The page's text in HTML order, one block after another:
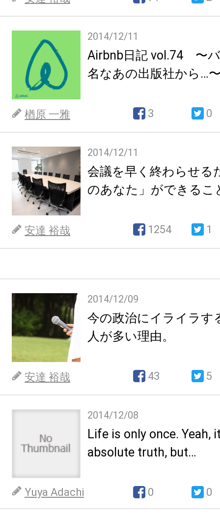
2014/12/11
Airbnb日記 vol.74 〜
名なあの出版社から…
楢原 一雅 3 0
2014/12/11
会議を早く終わらせる
のあなた」ができるこ
安達 裕哉 1254 1
2014/12/09
今の政治にイライラす
人が多い理由。
安達 裕哉 43 5
2014/12/08
Life is only once. Yeah,
absolute truth, but…
Yuya Adachi 0 0